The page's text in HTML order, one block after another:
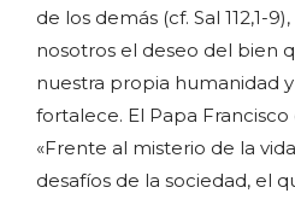
de los demás (cf. Sal 112,1-
nosotros el deseo del bien
nuestra propia humanidad
fortalece. El Papa
«Frente al misterio de la
desafíos de la sociedad, el